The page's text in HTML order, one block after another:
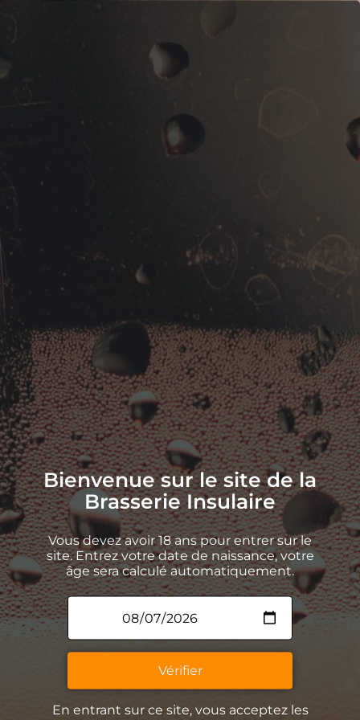
Bienvenue sur le site de la
Brasserie Insulaire
Vous devez avoir 18 ans pour entrer sur le
site. Entrez votre date de naissance, votre
âge sera calculé automatiquement.
Vérifier
En entrant sur ce site, vous acceptez les
Logo Guinguette Insulaire à Charleval en
Nos bières
La Guinguette Insulaire
Un peu d’histoire